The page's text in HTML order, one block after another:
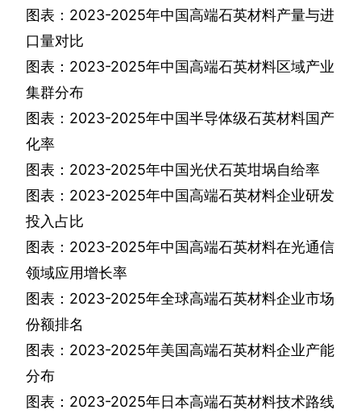
图表： 2023-2025年中国高端石英材料产量与进
口量对比
图表： 2023-2025年中国高端石英材料区域产业
集群分布
图表： 2023-2025年中国半导体级石英材料国产
化率
图表： 2023-2025年中国光伏石英坩埚自给率
图表： 2023-2025年中国高端石英材料企业研发
投入占比
图表： 2023-2025年中国高端石英材料在光通信
领域应用增长率
图表： 2023-2025年全球高端石英材料企业市场
份额排名
图表： 2023-2025年美国高端石英材料企业产能
分布
图表： 2023-2025年日本高端石英材料技术路线